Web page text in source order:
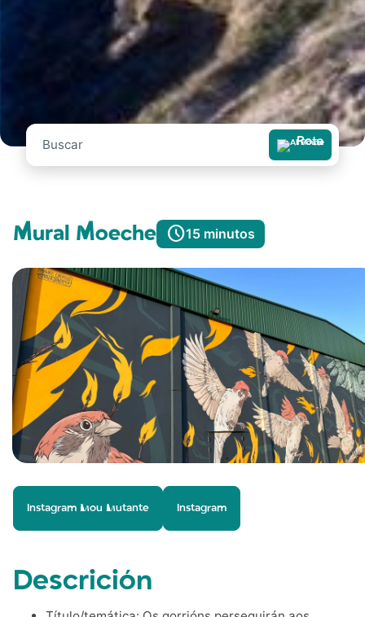
Rota
Mural Moeche schedule15 minutos
Instagram Mou Mutante Instagram
Descrición